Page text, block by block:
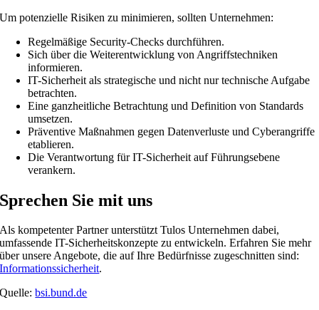
Um potenzielle Risiken zu minimieren, sollten Unternehmen:
Regelmäßige Security-Checks durchführen.
Sich über die Weiterentwicklung von Angriffstechniken
informieren.
IT-Sicherheit als strategische und nicht nur technische Aufgabe
betrachten.
Eine ganzheitliche Betrachtung und Definition von Standards
umsetzen.
Präventive Maßnahmen gegen Datenverluste und Cyberangriffe
etablieren.
Die Verantwortung für IT-Sicherheit auf Führungsebene
verankern.
Sprechen Sie mit uns
Als kompetenter Partner unterstützt Tulos Unternehmen dabei,
umfassende IT-Sicherheitskonzepte zu entwickeln. Erfahren Sie mehr
über unsere Angebote, die auf Ihre Bedürfnisse zugeschnitten sind:
Informationssicherheit.
Quelle:bsi.bund.de